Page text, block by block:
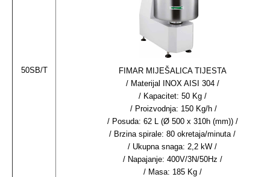
50SB/T
FIMAR MIJEŠALICA TIJESTA
/ Materijal INOX AISI 304 /
/ Kapacitet: 50 Kg /
/ Proizvodnja: 150 Kg/h /
/ Posuda: 62 L (Ø 500 x 310h (mm)) /
/ Brzina spirale: 80 okretaja/minuta /
/ Ukupna snaga: 2,2 kW /
/ Napajanje: 400V/3N/50Hz /
/ Masa: 185 Kg /